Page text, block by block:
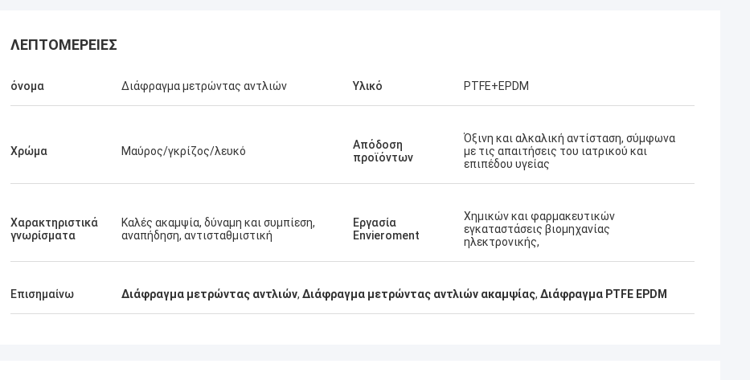
Hongum το 2020, τα λάστιχα
διαφράγματά τους και οι αποσβεστήρες
ΛΕΠΤΟΜΈΡΕΙΕΣ
όνομα Διάφραγμα μετρώντας αντλιών Υλικό PTFE+EPDM
Χρώμα Μαύρος/γκρίζος/λευκό
Απόδοση
προϊόντων
Όξινη και αλκαλική αντίσταση, σύμφωνα
με τις απαιτήσεις του ιατρικού και
επιπέδου υγείας
Χαρακτηριστικά
γνωρίσματα
Καλές ακαμψία, δύναμη και συμπίεση,
αναπήδηση, αντισταθμιστική
Εργασία
Envieroment
Χημικών και φαρμακευτικών
εγκαταστάσεις βιομηχανίας
ηλεκτρονικής,
Επισημαίνω Διάφραγμα μετρώντας αντλιών, Διάφραγμα μετρώντας αντλιών ακαμψίας, Διάφραγμα PTFE EPDM